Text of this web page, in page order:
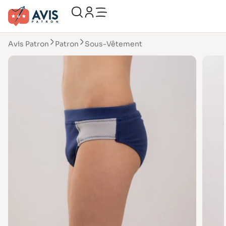
Avis Patron Patron Sous-Vêtement